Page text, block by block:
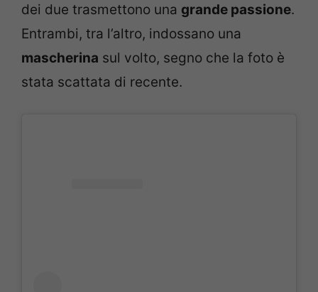
dei due trasmettono una grande passione.
Entrambi, tra l’altro, indossano una
mascherina sul volto, segno che la foto è
stata scattata di recente.